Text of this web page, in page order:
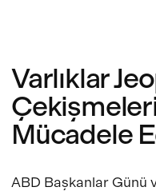
Varlıklar
Mücadele
ABD Başkanlar Günü